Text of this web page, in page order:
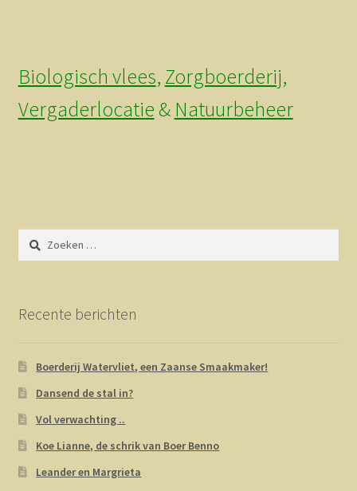
Biologisch vlees, Zorgboerderij,
Vergaderlocatie& Natuurbeheer
Zoeken
naar:
Recente berichten
Boerderij Watervliet, een Zaanse Smaakmaker!
Dansend de stal in?
Vol verwachting ..
Koe Lianne, de schrik van Boer Benno
Leander en Margrieta